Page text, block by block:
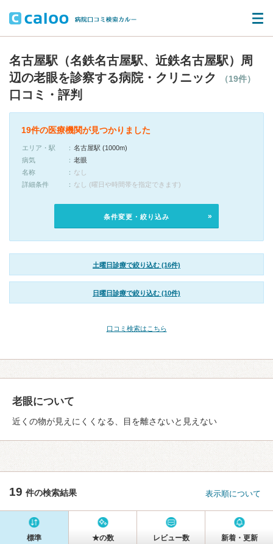
名古屋駅（名鉄名古屋駅、近鉄名古屋駅）周
辺の老眼を診察する病院・クリニック
（19件）
口コミ・評判
19件の医療機関が見つかりました
エリア・駅
名古屋駅 (1000m)
病気
老眼
名称
なし
詳細条件
なし (曜日や時間帯を指定できます)
条件変更・絞り込み
土曜日診療で絞り込む (16件)
日曜日診療で絞り込む (10件)
口コミ検索はこちら
老眼について
近くの物が見えにくくなる、目を離さないと見えない
19 件の検索結果 表示順について
標準 ★の数 レビュー数 新着・更新